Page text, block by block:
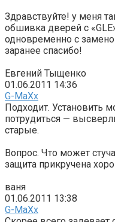
Здравствуйте! у меня
обшивка дверей с
одновременно с
заранее спасибо!
Евгений Тыщенко
01.06.2011 14:36
G-MaXx
Подходит. Установить
потрудиться —
старые.
Вопрос. Что может
защита прикручена
ваня
01.06.2011 13:38
G-MaXx